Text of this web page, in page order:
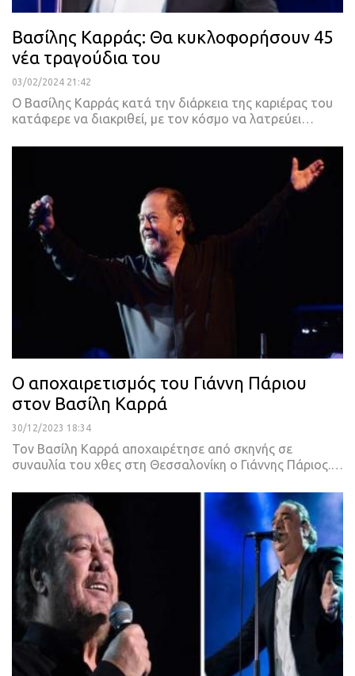
Βασίλης Καρράς: Θα κυκλοφορήσουν 45
νέα τραγούδια του
03/02/2024 21:42
Ο Βασίλης Καρράς κατά την διάρκεια της καριέρας του
κατάφερε να διακριθεί, με τον κόσμο να λατρεύει…
Ο αποχαιρετισμός του Γιάννη Πάριου
στον Βασίλη Καρρά
30/12/2023 18:34
Τον Βασίλη Καρρά αποχαιρέτησε από σκηνής σε
συναυλία του χθες στη Θεσσαλονίκη ο Γιάννης Πάριος.…